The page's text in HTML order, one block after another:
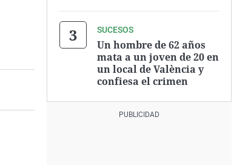
SUCESOS
Un hombre de 62 años
mata a un joven de 20 en
un local de València y
confiesa el crimen